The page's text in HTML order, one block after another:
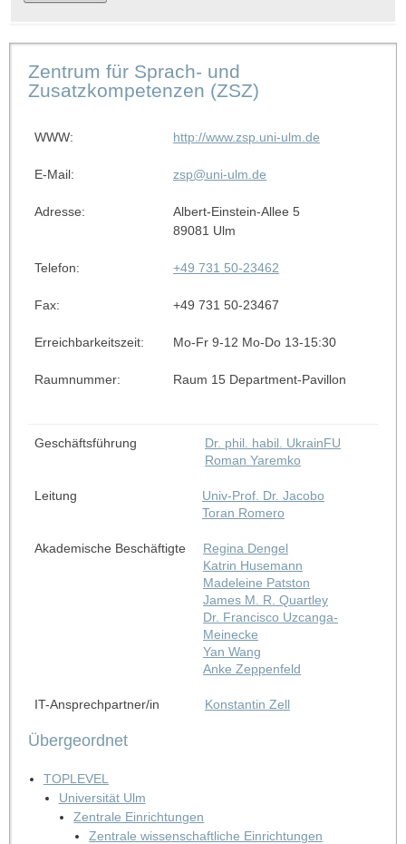
Zentrum für Sprach- und
Zusatzkompetenzen (ZSZ)
WWW: http://www.zsp.uni-ulm.de
E-Mail: zsp@uni-ulm.de
Adresse:
Albert-Einstein-Allee 5
89081 Ulm
Telefon: +49 731 50-23462
Fax: +49 731 50-23467
Erreichbarkeitszeit: Mo-Fr 9-12 Mo-Do 13-15:30
Raumnummer: Raum 15 Department-Pavillon
Geschäftsführung
Dr. phil. habil. UkrainFU
Roman Yaremko
Leitung
Univ-Prof. Dr. Jacobo
Toran Romero
Akademische Beschäftigte
Regina Dengel
Katrin Husemann
Madeleine Patston
James M. R. Quartley
Dr. Francisco Uzcanga-
Meinecke
Yan Wang
Anke Zeppenfeld
IT-Ansprechpartner/in Konstantin Zell
Übergeordnet
TOPLEVEL
Universität Ulm
Zentrale Einrichtungen
Zentrale wissenschaftliche Einrichtungen